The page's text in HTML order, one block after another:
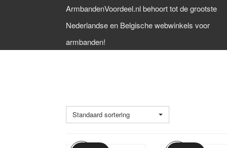
ArmbandenVoordeel.nl behoort tot de grootste
Nederlandse en Belgische webwinkels voor
armbanden!
Standaard sortering